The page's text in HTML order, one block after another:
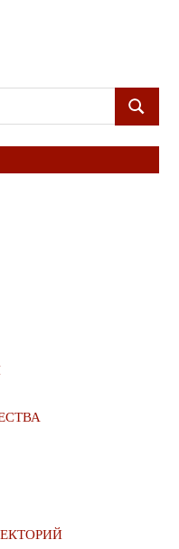
ПОИСК